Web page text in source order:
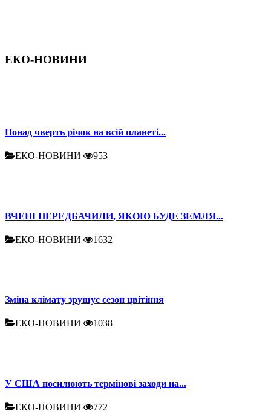
ЕКО-НОВИНИ
Понад чверть річок на всій планеті...
ЕКО-НОВИНИ 953
ВЧЕНІ ПЕРЕДБАЧИЛИ, ЯКОЮ БУДЕ ЗЕМЛЯ...
ЕКО-НОВИНИ 1632
Зміна клімату зрушує сезон цвітіння
ЕКО-НОВИНИ 1038
У США посилюють термінові заходи на...
ЕКО-НОВИНИ 772